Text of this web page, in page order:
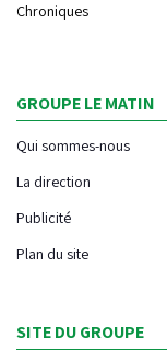
Chroniques
GROUPE LE MATIN
Qui sommes-nous
La direction
Publicité
Plan du site
SITE DU GROUPE